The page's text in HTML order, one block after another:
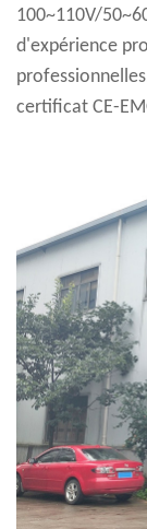
100~110V/
d'expérience
certificat CE-